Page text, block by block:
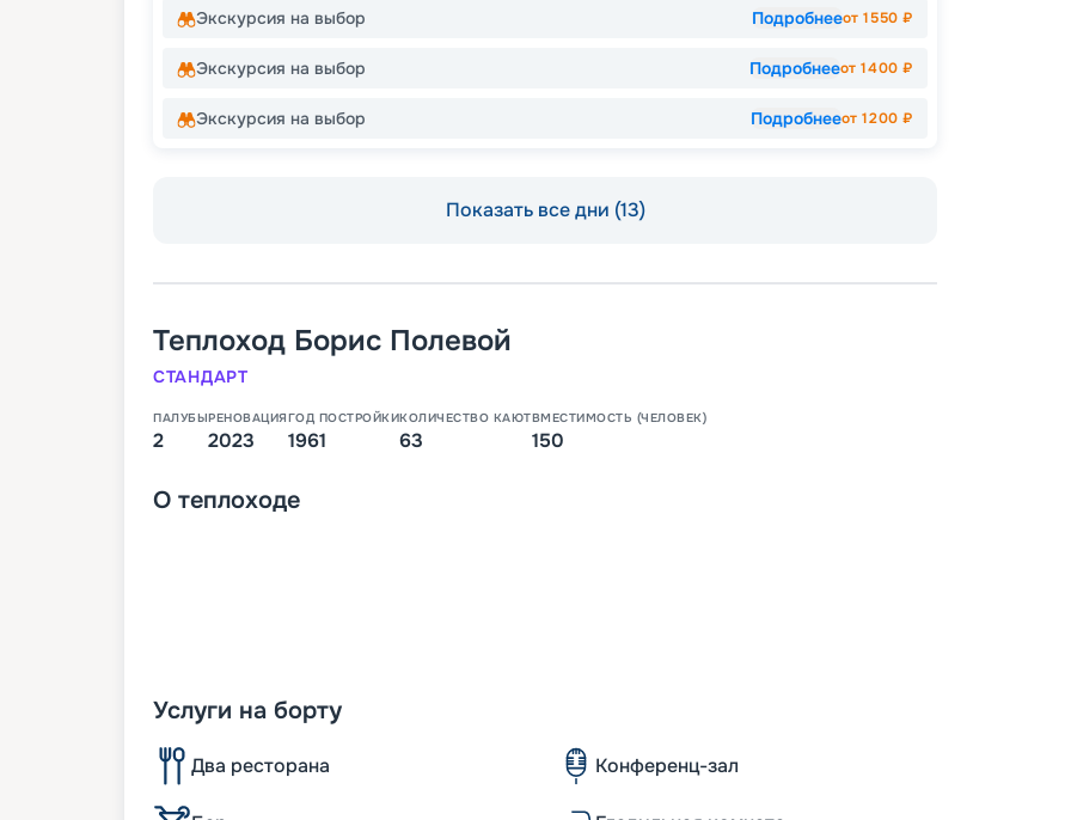
Экскурсия на выбор Подробнееот1550 ₽
Экскурсия на выбор Подробнееот1400 ₽
Экскурсия на выбор Подробнееот1200 ₽
Показать все дни (13)
Теплоход Борис Полевой
СТАНДАРТ
ПАЛУБЫ
2
РЕНОВАЦИЯ
2023
ГОД ПОСТРОЙКИ
1961
КОЛИЧЕСТВО КАЮТ
63
ВМЕСТИМОСТЬ (ЧЕЛОВЕК)
150
О теплоходе
Услуги на борту
Два ресторана Конференц-зал